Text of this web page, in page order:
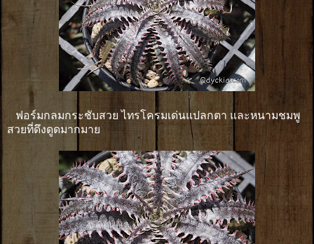
ฟอร์มกลมกระชับสวย ไทรโครมเด่นแปลกตา และหนามชมพู
สวยที่ดึงดูดมากมาย